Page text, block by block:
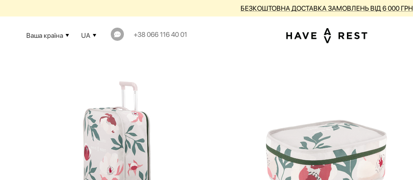
БЕЗКОШТОВНА ДОСТАВКА ЗАМОВЛЕНЬ ВІД 6 000 ГРН
Ваша країна UA +38 066 116 40 01